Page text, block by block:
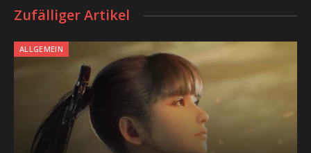
Zufälliger Artikel
ALLGEMEIN